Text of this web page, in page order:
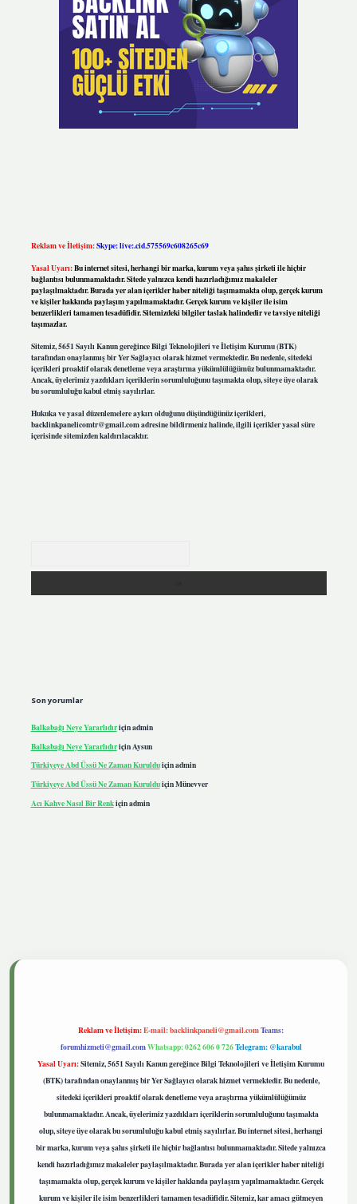
Reklam ve İletişim:Skype: live:.cid.575569c608265c69
Yasal Uyarı:Bu internet sitesi, herhangi bir marka, kurum veya şahıs şirketi ile hiçbir
bağlantısı bulunmamaktadır. Sitede yalnızca kendi hazırladığımız makaleler
paylaşılmaktadır. Burada yer alan içerikler haber niteliği taşımamakta olup, gerçek kurum
ve kişiler hakkında paylaşım yapılmamaktadır. Gerçek kurum ve kişiler ile isim
benzerlikleri tamamen tesadüfidir. Sitemizdeki bilgiler taslak halindedir ve tavsiye niteliği
taşımazlar.
Sitemiz, 5651 Sayılı Kanun gereğince Bilgi Teknolojileri ve İletişim Kurumu (BTK)
tarafından onaylanmış bir Yer Sağlayıcı olarak hizmet vermektedir. Bu nedenle, sitedeki
içerikleri proaktif olarak denetleme veya araştırma yükümlülüğümüz bulunmamaktadır.
Ancak, üyelerimiz yazdıkları içeriklerin sorumluluğunu taşımakta olup, siteye üye olarak
bu sorumluluğu kabul etmiş sayılırlar.
Hukuka ve yasal düzenlemelere aykırı olduğunu düşündüğünüz içerikleri,
backlinkpanelicomtr@gmail.comadresine bildirmeniz halinde, ilgili içerikler yasal süre
içerisinde sitemizden kaldırılacaktır.
Son yorumlar
Balkabağı Neye Yararlıdıriçinadmin
Balkabağı Neye Yararlıdıriçin Aysun
Türkiyeye Abd Üssü Ne Zaman Kurulduiçinadmin
Türkiyeye Abd Üssü Ne Zaman KurulduiçinMünevver
Acı Kahve Nasıl Bir Renkiçinadmin
Reklam ve İletişim:E-mail:backlinkpaneli@gmail.comTeams:
forumhizmeti@gmail.comWhatsapp: 0262 606 0 726Telegram: @karabul
Yasal Uyarı:Sitemiz, 5651 Sayılı Kanun gereğince Bilgi Teknolojileri ve İletişim Kurumu
(BTK) tarafından onaylanmış bir Yer Sağlayıcı olarak hizmet vermektedir. Bu nedenle,
sitedeki içerikleri proaktif olarak denetleme veya araştırma yükümlülüğümüz
bulunmamaktadır. Ancak, üyelerimiz yazdıkları içeriklerin sorumluluğunu taşımakta
olup, siteye üye olarak bu sorumluluğu kabul etmiş sayılırlar. Bu internet sitesi, herhangi
bir marka, kurum veya şahıs şirketi ile hiçbir bağlantısı bulunmamaktadır. Sitede yalnızca
kendi hazırladığımız makaleler paylaşılmaktadır. Burada yer alan içerikler haber niteliği
taşımamakta olup, gerçek kurum ve kişiler hakkında paylaşım yapılmamaktadır. Gerçek
kurum ve kişiler ile isim benzerlikleri tamamen tesadüfidir. Sitemiz, kar amacı gütmeyen